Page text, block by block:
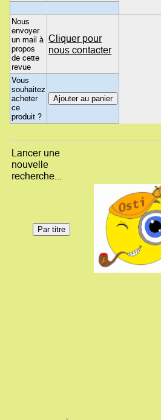
Nous
envoyer
un mail à
propos
de cette
revue
Cliquer pour
nous contacter
Vous
souhaitez
acheter
ce
produit ?
Lancer une
nouvelle
recherche...